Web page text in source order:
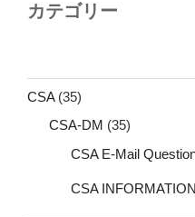
カテゴリー
CSA(35)
CSA-DM (35)
CSA E-Mail
CSA INFORMATION